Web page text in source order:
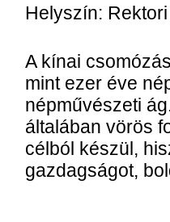
Helyszín:
A kínai
mint ezer éve
népművészeti
általában vörös
célból készül,
gazdagságot,